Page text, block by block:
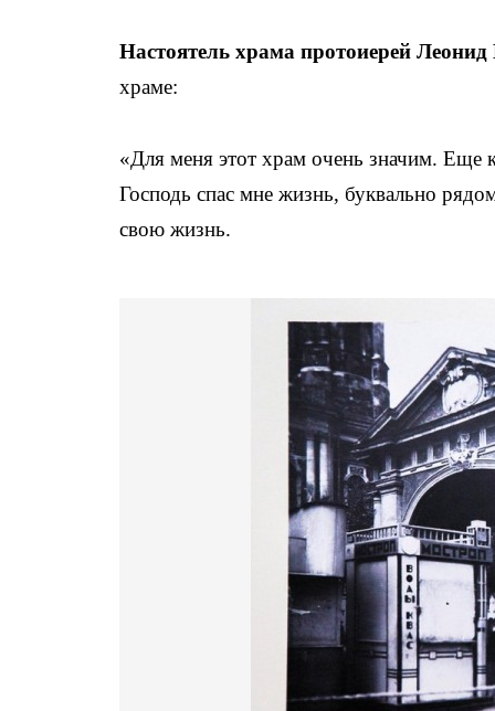
Настоятель храма протоиерей
храме:
«Для меня этот храм очень значим. Еще
Господь спас мне жизнь, буквально
свою жизнь.